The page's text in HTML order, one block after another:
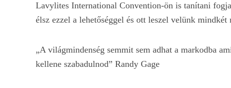
Lavylites International Convention-ön is tanítani
élsz ezzel a lehetőséggel és ott leszel velünk mindkét
„A világmindenség semmit sem adhat a markodba
kellene szabadulnod” Randy Gage